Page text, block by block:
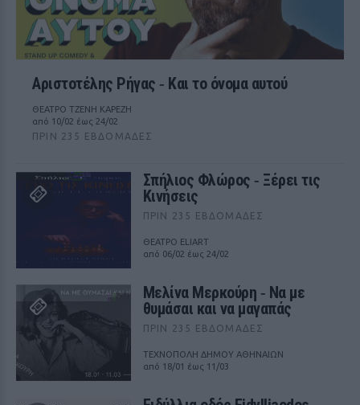
Αριστοτέλης Ρήγας ‑ Kαι το όνομα αυτού
ΘΕΑΤΡΟ ΤΖΕΝΗ ΚΑΡΕΖΗ
από 10/02 έως 24/02
ΠΡΙΝ 235 ΕΒΔΟΜΆΔΕΣ
Σπήλιος Φλώρος ‑ Ξέρει τις
Κινήσεις
ΠΡΙΝ 235 ΕΒΔΟΜΆΔΕΣ
ΘΕΑΤΡΟ ELIART
από 06/02 έως 24/02
Μελίνα Μερκούρη ‑ Να με
θυμάσαι και να μαγαπάς
ΠΡΙΝ 235 ΕΒΔΟΜΆΔΕΣ
ΤΕΧΝΟΠΟΛΗ ΔΗΜΟΥ ΑΘΗΝΑΙΩΝ
από 18/01 έως 11/03